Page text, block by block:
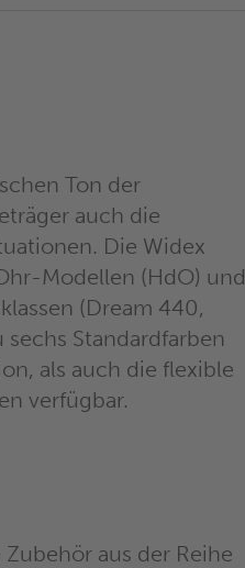
Ton der
auch die
Die Widex
Modellen (HdO) und
(Dream 440,
Standardfarben
als auch die flexible
verfügbar.
aus der Reihe